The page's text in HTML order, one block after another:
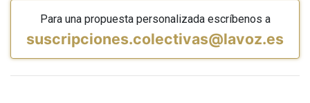
Para una propuesta personalizada escríbenos a
suscripciones.colectivas@lavoz.es